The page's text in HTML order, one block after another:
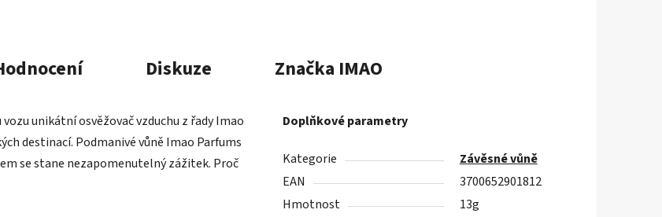
Diskuze Značka IMAO
unikátní osvěžovač vzduchu z řady Imao
destinací. Podmanivé vůně Imao Parfums
se stane nezapomenutelný zážitek. Proč
Doplňkové parametry
Kategorie
Závěsné vůně
EAN
3700652901812
Hmotnost
13g